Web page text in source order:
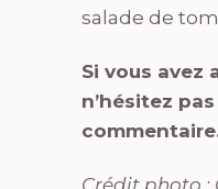
salade de
Si vous avez
n’hésitez
Crédit photo :